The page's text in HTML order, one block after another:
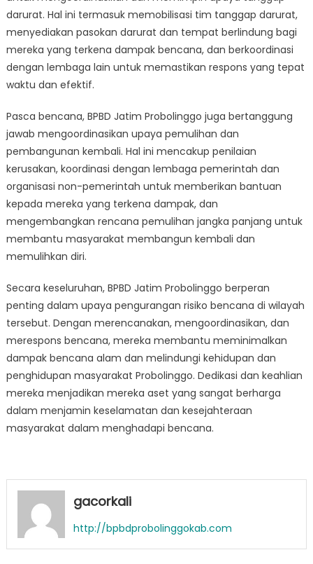
darurat. Hal ini termasuk memobilisasi tim tanggap darurat,
menyediakan pasokan darurat dan tempat berlindung bagi
mereka yang terkena dampak bencana, dan berkoordinasi
dengan lembaga lain untuk memastikan respons yang tepat
waktu dan efektif.
Pasca bencana, BPBD Jatim Probolinggo juga bertanggung
jawab mengoordinasikan upaya pemulihan dan
pembangunan kembali. Hal ini mencakup penilaian
kerusakan, koordinasi dengan lembaga pemerintah dan
organisasi non-pemerintah untuk memberikan bantuan
kepada mereka yang terkena dampak, dan
mengembangkan rencana pemulihan jangka panjang untuk
membantu masyarakat membangun kembali dan
memulihkan diri.
Secara keseluruhan, BPBD Jatim Probolinggo berperan
penting dalam upaya pengurangan risiko bencana di wilayah
tersebut. Dengan merencanakan, mengoordinasikan, dan
merespons bencana, mereka membantu meminimalkan
dampak bencana alam dan melindungi kehidupan dan
penghidupan masyarakat Probolinggo. Dedikasi dan keahlian
mereka menjadikan mereka aset yang sangat berharga
dalam menjamin keselamatan dan kesejahteraan
masyarakat dalam menghadapi bencana.
gacorkali
http://bpbdprobolinggokab.com